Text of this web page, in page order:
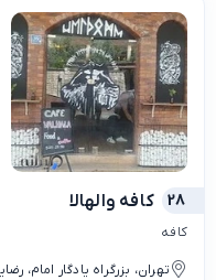
28 کافه والهالا
کافه
تهران، بزرگراه یادگار امام،